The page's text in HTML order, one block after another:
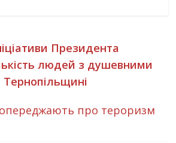
Президента
людей з душевними
про тероризм